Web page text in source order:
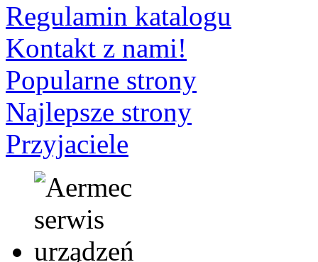
Regulamin katalogu
Kontakt z nami!
Popularne strony
Najlepsze strony
Przyjaciele